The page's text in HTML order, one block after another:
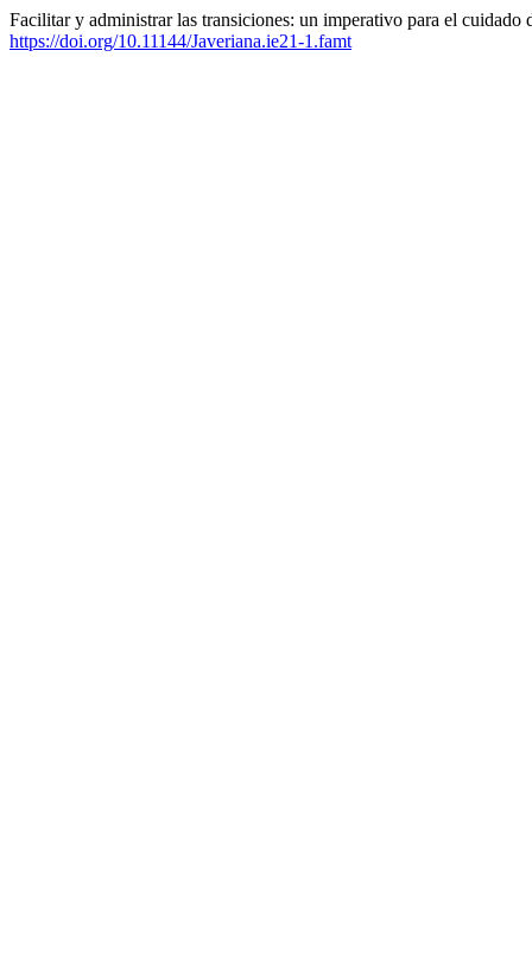
Facilitar y administrar las transiciones: un imperativo para el cuidado
https://doi.org/10.11144/Javeriana.ie21-1.famt